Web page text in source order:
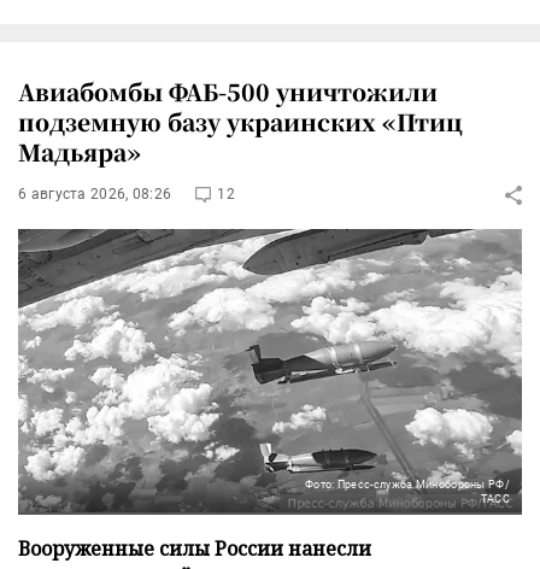
Авиабомбы ФАБ-500 уничтожили
подземную базу украинских «Птиц
Мадьяра»
6 августа 2026, 08:26 12
Фото: Пресс-служба Минобороны РФ/
ТАСС
Вооруженные силы России нанесли